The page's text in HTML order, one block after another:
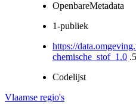
OpenbareMetadata
1-publiek
https://
chemische_stof_1.0 .5
Codelijst
Vlaamse regio's